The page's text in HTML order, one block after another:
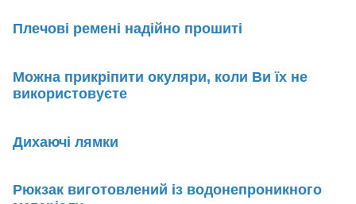
Плечові ремені надійно прошиті
Можна прикріпити окуляри, коли Ви їх не
використовуєте
Дихаючі лямки
Рюкзак виготовлений із водонепроникного